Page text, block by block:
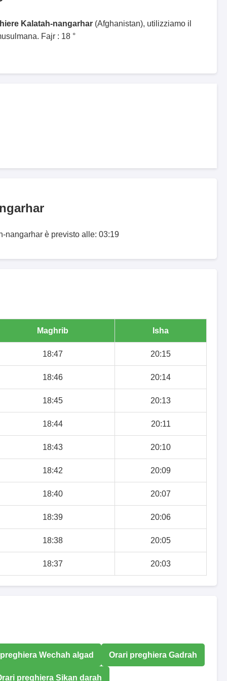
Kalatah-nangarhar (Afghanistan), utilizziamo il
Fajr : 18 °
nangarhar è previsto alle: 03:19
Maghrib Isha
18:47 20:15
18:46 20:14
18:45 20:13
18:44 20:11
18:43 20:10
18:42 20:09
18:40 20:07
18:39 20:06
18:38 20:05
18:37 20:03
Wechah algad Orari preghiera Gadrah
preghiera Sikan darah